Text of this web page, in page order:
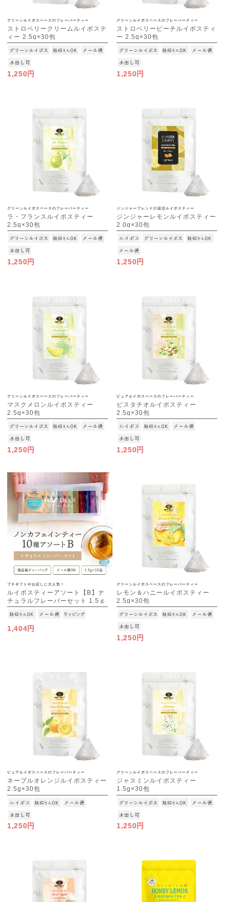
グリーンルイボスベースのフレーバーティー
ストロベリークリームルイボステ
ィー 2.5g×30包
[M便 1/3]
1,250円
グリーンルイボスベースのフレーバーティー
ストロベリーピーチルイボスティ
ー 2.5g×30包
[M便 1/3]
1,250円
グリーンルイボスベースのフレーバーティー
ラ・フランスルイボスティー
2.5g×30包
[M便 1/3]
1,250円
ジンジャーブレンドの温活ルイボスティー
ジンジャーレモンルイボスティー
2.0g×30包
[M便 1/3]
1,250円
グリーンルイボスベースのフレーバーティー
マスクメロンルイボスティー
2.5g×30包
[M便 1/3]
1,250円
ピュアルイボスベースのフレーバーティー
ピスタチオルイボスティー
2.5g×30包
[M便 1/3]
1,250円
プチギフトやお試しに大人気！
ルイボスティーアソート【B】ナ
チュラルフレーバーセット 1.5ｇ
×10種
[M便 1/3]
1,404円
グリーンルイボスベースのフレーバーティー
レモン＆ハニールイボスティー
2.5g×30包
[M便 1/3]
1,250円
ピュアルイボスベースのフレーバーティー
ネーブルオレンジルイボスティー
2.5g×30包
[M便 1/3]
1,250円
グリーンルイボスベースのフレーバーティー
ジャスミンルイボスティー
1.5g×30包
[M便 1/3]
1,250円